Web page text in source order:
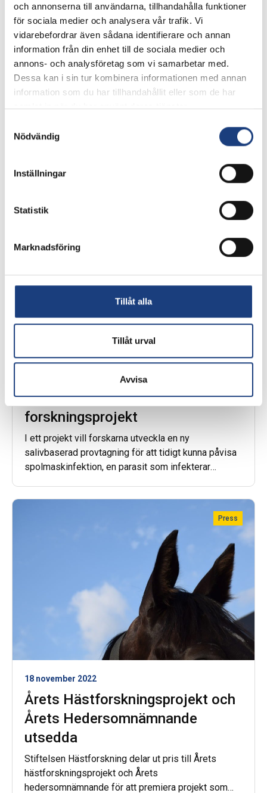
och annonserna till användarna, tillhandahålla funktioner
för sociala medier och analysera vår trafik. Vi
vidarebefordrar även sådana identifierare och annan
information från din enhet till de sociala medier och
annons- och analysföretag som vi samarbetar med.
Dessa kan i sin tur kombinera informationen med annan
information som du har tillhandahållit eller som de har
samlat in när du har använt deras tjänster.
Nödvändig
Inställningar
Statistik
Marknadsföring
Tillåt alla
Tillåt urval
Avvisa
10 november 2023
Årets Hästforskningsprojekt och
Årets Hedersomnämnande
utsedda
hästforskningsprojekt och Årets
hedersomnämnande för att premiera projekt som
uppmärksammades under Hippocampusdagen den
20 december 2022
Stiftelsen Hästforskning beviljar
medel till fyra nya
forskningsprojekt
I ett projekt vill forskarna utveckla en ny
salivbaserad provtagning för att tidigt kunna påvisa
spolmaskinfektion, en parasit som infekterar
Press
18 november 2022
Årets Hästforskningsprojekt och
Årets Hedersomnämnande
utsedda
Stiftelsen Hästforskning delar ut pris till Årets
hästforskningsprojekt och Årets
hedersomnämnande för att premiera projekt som